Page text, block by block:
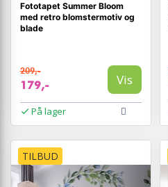
Fototapet Summer Bloom
med retro blomstermotiv og
blade
209,-
179,- Vis
På lager
TILBUD